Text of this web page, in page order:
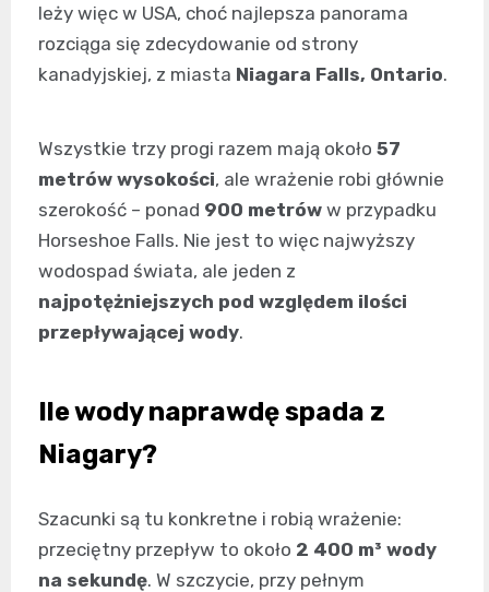
leży więc w USA, choć najlepsza panorama
rozciąga się zdecydowanie od strony
kanadyjskiej, z miasta Niagara Falls, Ontario.
Wszystkie trzy progi razem mają około 57
metrów wysokości, ale wrażenie robi głównie
szerokość – ponad 900 metrów w przypadku
Horseshoe Falls. Nie jest to więc najwyższy
wodospad świata, ale jeden z
najpotężniejszych pod względem ilości
przepływającej wody.
Ile wody naprawdę spada z
Niagary?
Szacunki są tu konkretne i robią wrażenie:
przeciętny przepływ to około 2 400 m³ wody
na sekundę. W szczycie, przy pełnym